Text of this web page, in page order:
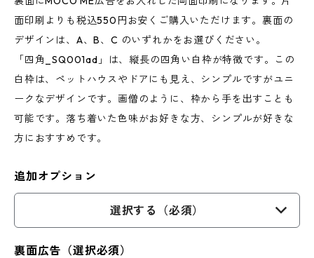
面印刷よりも税込550円お安くご購入いただけます。裏面の
デザインは、A、B、C のいずれかをお選びください。
「四角_SQ001ad」は、縦長の四角い白枠が特徴です。この
白枠は、ペットハウスやドアにも見え、シンプルですがユニ
ークなデザインです。画僧のように、枠から手を出すことも
可能です。落ち着いた色味がお好きな方、シンプルが好きな
方におすすめです。
追加オプション
選択する（必須）
裏面広告（選択必須）